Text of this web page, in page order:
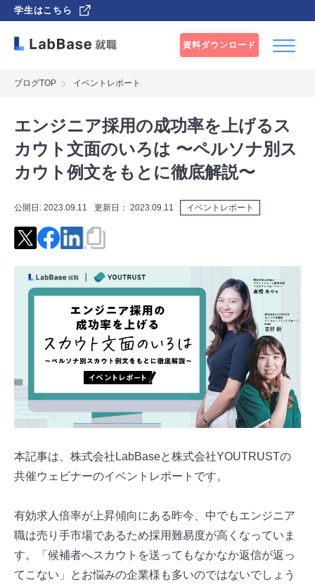
学生はこちら
資料ダウンロード
ブログTOP イベントレポート
エンジニア採用の成功率を上げるス
カウト文面のいろは 〜ペルソナ別ス
カウト例文をもとに徹底解説〜
公開日: 2023.09.11 更新日： 2023.09.11 イベントレポート
本記事は、株式会社LabBaseと株式会社YOUTRUSTの
共催ウェビナーのイベントレポートです。
有効求人倍率が上昇傾向にある昨今、中でもエンジニア
職は売り手市場であるため採用難易度が高くなっていま
す。「候補者へスカウトを送ってもなかなか返信が返っ
てこない」とお悩みの企業様も多いのではないでしょう